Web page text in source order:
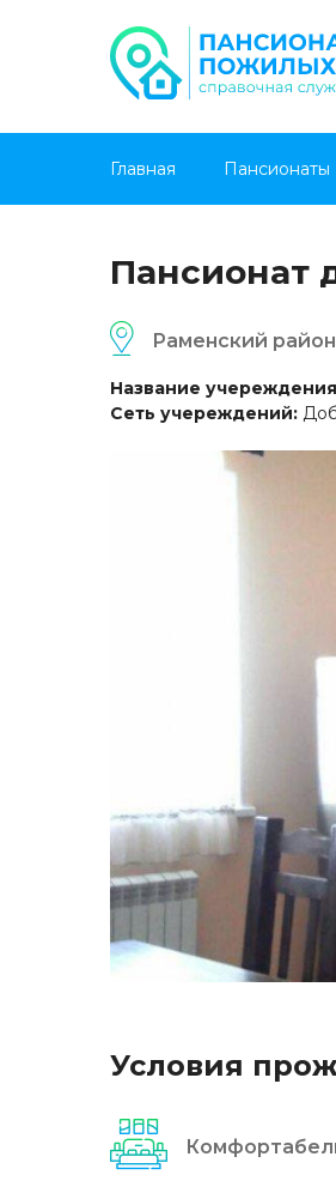
Главная Пансионаты
Пансионат
Раменский
Название
Сеть учереждений:
Условия